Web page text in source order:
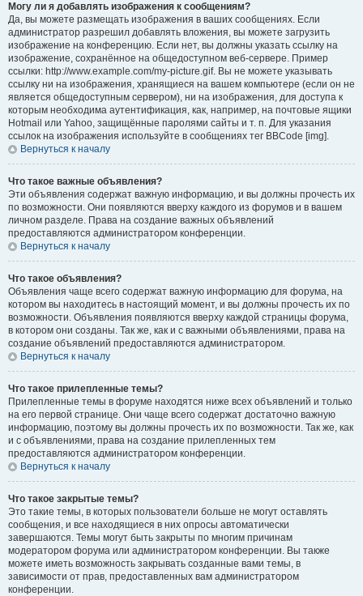
Могу ли я добавлять изображения к сообщениям?
Да, вы можете размещать изображения в ваших сообщениях. Если
администратор разрешил добавлять вложения, вы можете загрузить
изображение на конференцию. Если нет, вы должны указать ссылку на
изображение, сохранённое на общедоступном веб-сервере. Пример
ссылки: http://www.example.com/my-picture.gif. Вы не можете указывать
ссылку ни на изображения, хранящиеся на вашем компьютере (если он не
является общедоступным сервером), ни на изображения, для доступа к
которым необходима аутентификация, как, например, на почтовые ящики
Hotmail или Yahoo, защищённые паролями сайты и т. п. Для указания
ссылок на изображения используйте в сообщениях тег BBCode [img].
Вернуться к началу
Что такое важные объявления?
Эти объявления содержат важную информацию, и вы должны прочесть их
по возможности. Они появляются вверху каждого из форумов и в вашем
личном разделе. Права на создание важных объявлений
предоставляются администратором конференции.
Вернуться к началу
Что такое объявления?
Объявления чаще всего содержат важную информацию для форума, на
котором вы находитесь в настоящий момент, и вы должны прочесть их по
возможности. Объявления появляются вверху каждой страницы форума,
в котором они созданы. Так же, как и с важными объявлениями, права на
создание объявлений предоставляются администратором.
Вернуться к началу
Что такое прилепленные темы?
Прилепленные темы в форуме находятся ниже всех объявлений и только
на его первой странице. Они чаще всего содержат достаточно важную
информацию, поэтому вы должны прочесть их по возможности. Так же, как
и с объявлениями, права на создание прилепленных тем
предоставляются администратором конференции.
Вернуться к началу
Что такое закрытые темы?
Это такие темы, в которых пользователи больше не могут оставлять
сообщения, и все находящиеся в них опросы автоматически
завершаются. Темы могут быть закрыты по многим причинам
модератором форума или администратором конференции. Вы также
можете иметь возможность закрывать созданные вами темы, в
зависимости от прав, предоставленных вам администратором
конференции.